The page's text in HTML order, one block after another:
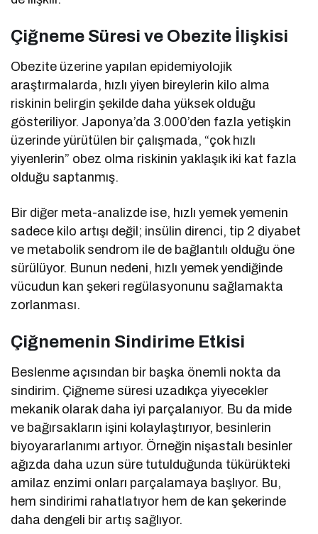
Çiğneme Süresi ve Obezite İlişkisi
Obezite üzerine yapılan epidemiyolojik
araştırmalarda, hızlı yiyen bireylerin kilo alma
riskinin belirgin şekilde daha yüksek olduğu
gösteriliyor. Japonya’da 3.000’den fazla yetişkin
üzerinde yürütülen bir çalışmada, “çok hızlı
yiyenlerin” obez olma riskinin yaklaşık iki kat fazla
olduğu saptanmış.
Bir diğer meta-analizde ise, hızlı yemek yemenin
sadece kilo artışı değil; insülin direnci, tip 2 diyabet
ve metabolik sendrom ile de bağlantılı olduğu öne
sürülüyor. Bunun nedeni, hızlı yemek yendiğinde
vücudun kan şekeri regülasyonunu sağlamakta
zorlanması.
Çiğnemenin Sindirime Etkisi
Beslenme açısından bir başka önemli nokta da
sindirim. Çiğneme süresi uzadıkça yiyecekler
mekanik olarak daha iyi parçalanıyor. Bu da mide
ve bağırsakların işini kolaylaştırıyor, besinlerin
biyoyararlanımı artıyor. Örneğin nişastalı besinler
ağızda daha uzun süre tutulduğunda tükürükteki
amilaz enzimi onları parçalamaya başlıyor. Bu,
hem sindirimi rahatlatıyor hem de kan şekerinde
daha dengeli bir artış sağlıyor.